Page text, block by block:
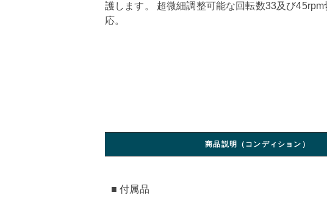
護します。 超微細調整可能な回転数33及び
応。
商品説明（コンディション）
■ 付属品